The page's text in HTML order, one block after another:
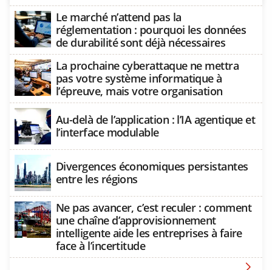
Le marché n’attend pas la
réglementation : pourquoi les données
de durabilité sont déjà nécessaires
La prochaine cyberattaque ne mettra
pas votre système informatique à
l’épreuve, mais votre organisation
Au-delà de l’application : l’IA agentique et
l’interface modulable
Divergences économiques persistantes
entre les régions
Ne pas avancer, c’est reculer : comment
une chaîne d’approvisionnement
intelligente aide les entreprises à faire
face à l’incertitude